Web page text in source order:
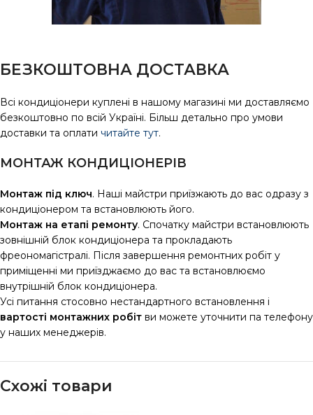
БЕЗКОШТОВНА ДОСТАВКА
Всі кондиціонери куплені в нашому магазині ми доставляємо
безкоштовно по всій Україні. Більш детально про умови
доставки та оплати читайте тут.
МОНТАЖ КОНДИЦІОНЕРІВ
Монтаж під ключ. Наші майстри приїзжають до вас одразу з
кондиціонером та встановлюють його.
Монтаж на етапі ремонту. Спочатку майстри встановлюють
зовнішній блок кондиціонера та прокладають
фреономагістралі. Після завершення ремонтних робіт у
приміщенні ми приїзджаємо до вас та встановлюємо
внутрішній блок кондиціонера.
Усі питання стосовно нестандартного встановлення і
вартості монтажних робіт ви можете уточнити па телефону
у наших менеджерів.
Схожі товари